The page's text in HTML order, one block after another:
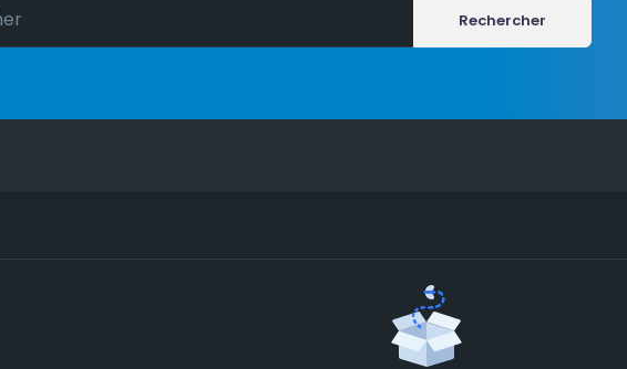
Rechercher